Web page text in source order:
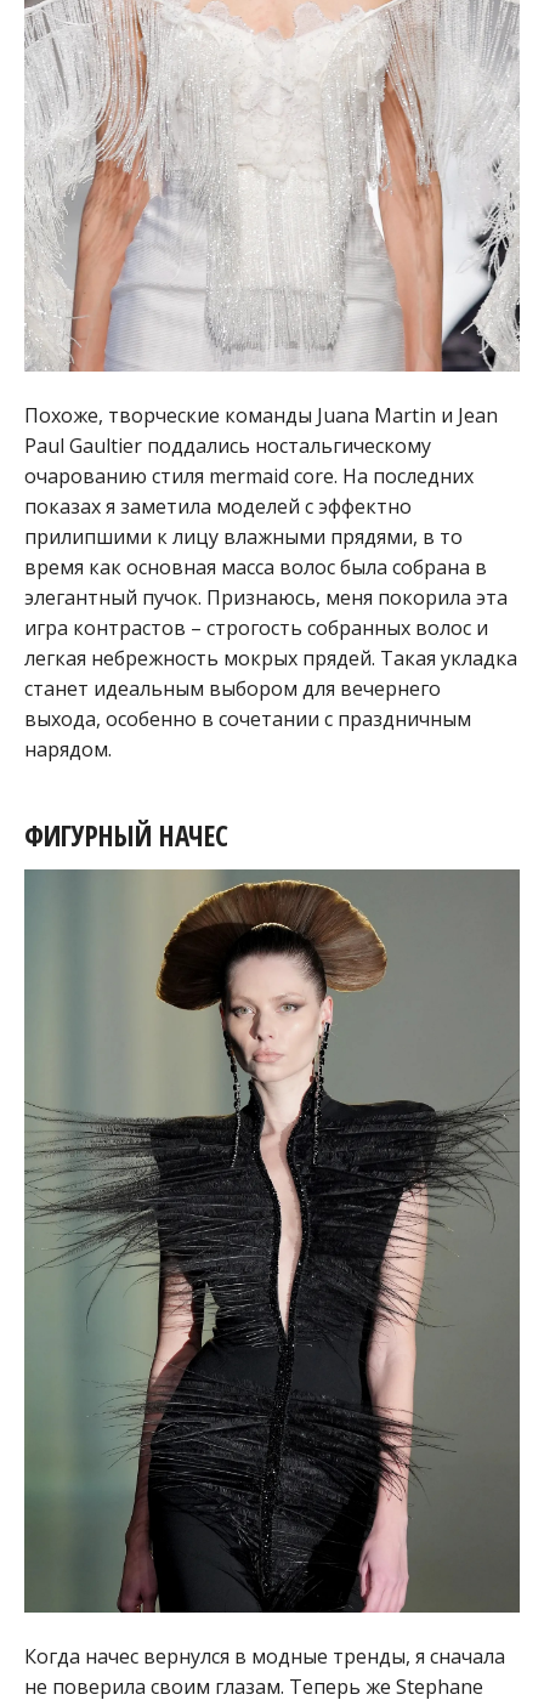
Похоже, творческие команды Juana Martin и Jean
Paul Gaultier поддались ностальгическому
очарованию стиля mermaid core. На последних
показах я заметила моделей с эффектно
прилипшими к лицу влажными прядями, в то
время как основная масса волос была собрана в
элегантный пучок. Признаюсь, меня покорила эта
игра контрастов – строгость собранных волос и
легкая небрежность мокрых прядей. Такая укладка
станет идеальным выбором для вечернего
выхода, особенно в сочетании с праздничным
нарядом.
ФИГУРНЫЙ НАЧЕС
Когда начес вернулся в модные тренды, я сначала
не поверила своим глазам. Теперь же Stephane